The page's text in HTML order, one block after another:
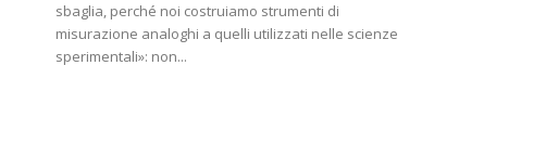
sbaglia, perché noi costruiamo strumenti di
misurazione analoghi a quelli utilizzati nelle scienze
sperimentali»: non...